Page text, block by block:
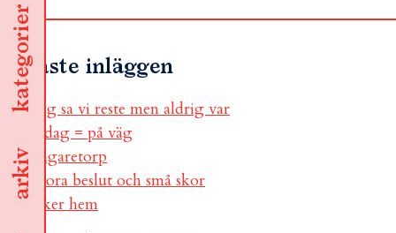
arkiv
kategorier
Senaste inläggen
jag sa vi reste men aldrig var
i dag = på väg
sågaretorp
stora beslut och små skor
åker hem